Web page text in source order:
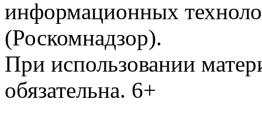
информационных
(Роскомнадзор).
При использовании
обязательна. 6+